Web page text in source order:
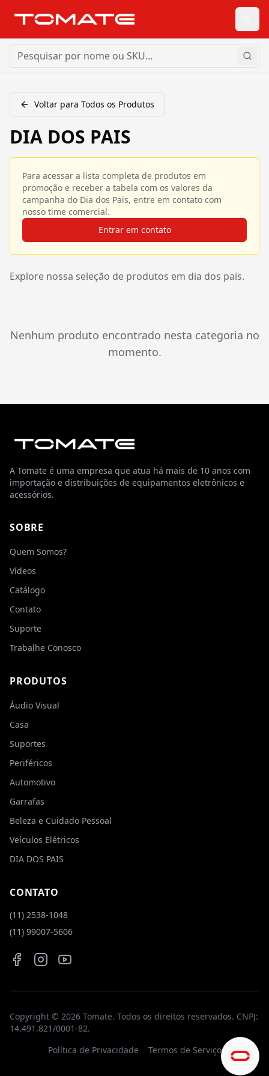
Voltar para Todos os Produtos
DIA DOS PAIS
Para acessar a lista completa de produtos em
promoção e receber a tabela com os valores da
campanha do Dia dos Pais, entre em contato com
nosso time comercial.
Entrar em contato
Explore nossa seleção de produtos em dia dos pais.
Nenhum produto encontrado nesta categoria no
momento.
A Tomate é uma empresa que atua há mais de 10 anos com
importação e distribuições de equipamentos eletrônicos e
acessórios.
SOBRE
Quem Somos?
Vídeos
Catálogo
Contato
Suporte
Trabalhe Conosco
PRODUTOS
Áudio Visual
Casa
Suportes
Periféricos
Automotivo
Garrafas
Beleza e Cuidado Pessoal
Veículos Elétricos
DIA DOS PAIS
CONTATO
(11) 2538-1048
(11) 99007-5606
FacebookInstagramYouTube
Copyright © 2026 Tomate. Todos os direitos reservados. CNPJ:
14.491.821/0001-82.
Política de Privacidade
Termos de Serviço
Dúvidas Frequentes
Olá! Como posso te ajudar? Veja
Como faço para comprar ou revender?
Quais são as formas de contato?